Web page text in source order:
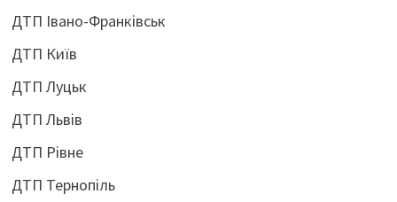
ДТП Івано-Франківськ
ДТП Київ
ДТП Луцьк
ДТП Львів
ДТП Рівне
ДТП Тернопіль